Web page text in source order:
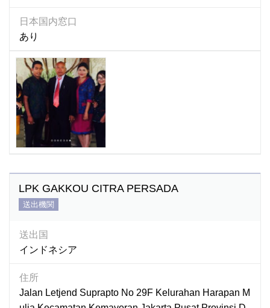
日本国内窓口
あり
LPK GAKKOU CITRA PERSADA
送出機関
送出国
インドネシア
住所
Jalan Letjend Suprapto No 29F Kelurahan Harapan M